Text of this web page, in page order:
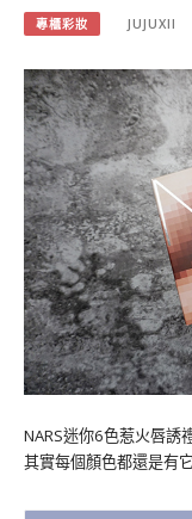
專櫃彩妝 JUJUXII
NARS迷你6色惹火唇誘
其實每個顏色都還是有